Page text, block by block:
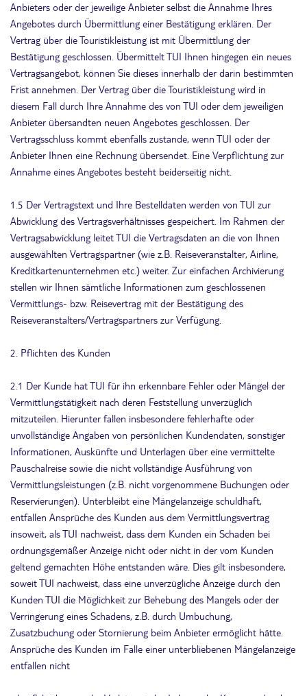
Anbieters oder der jeweilige Anbieter selbst die Annahme Ihres
Angebotes durch Übermittlung einer Bestätigung erklären. Der
Vertrag über die Touristikleistung ist mit Übermittlung der
Bestätigung geschlossen. Übermittelt TUI Ihnen hingegen ein neues
Vertragsangebot, können Sie dieses innerhalb der darin bestimmten
Frist annehmen. Der Vertrag über die Touristikleistung wird in
diesem Fall durch Ihre Annahme des von TUI oder dem jeweiligen
Anbieter übersandten neuen Angebotes geschlossen. Der
Vertragsschluss kommt ebenfalls zustande, wenn TUI oder der
Anbieter Ihnen eine Rechnung übersendet. Eine Verpflichtung zur
Annahme eines Angebotes besteht beiderseitig nicht.
1.5 Der Vertragstext und Ihre Bestelldaten werden von TUI zur
Abwicklung des Vertragsverhältnisses gespeichert. Im Rahmen der
Vertragsabwicklung leitet TUI die Vertragsdaten an die von Ihnen
ausgewählten Vertragspartner (wie z.B. Reiseveranstalter, Airline,
Kreditkartenunternehmen etc.) weiter. Zur einfachen Archivierung
stellen wir Ihnen sämtliche Informationen zum geschlossenen
Vermittlungs- bzw. Reisevertrag mit der Bestätigung des
Reiseveranstalters/Vertragspartners zur Verfügung.
2. Pflichten des Kunden
2.1 Der Kunde hat TUI für ihn erkennbare Fehler oder Mängel der
Vermittlungstätigkeit nach deren Feststellung unverzüglich
mitzuteilen. Hierunter fallen insbesondere fehlerhafte oder
unvollständige Angaben von persönlichen Kundendaten, sonstiger
Informationen, Auskünfte und Unterlagen über eine vermittelte
Pauschalreise sowie die nicht vollständige Ausführung von
Vermittlungsleistungen (z.B. nicht vorgenommene Buchungen oder
Reservierungen). Unterbleibt eine Mängelanzeige schuldhaft,
entfallen Ansprüche des Kunden aus dem Vermittlungsvertrag
insoweit, als TUI nachweist, dass dem Kunden ein Schaden bei
ordnungsgemäßer Anzeige nicht oder nicht in der vom Kunden
geltend gemachten Höhe entstanden wäre. Dies gilt insbesondere,
soweit TUI nachweist, dass eine unverzügliche Anzeige durch den
Kunden TUI die Möglichkeit zur Behebung des Mangels oder der
Verringerung eines Schadens, z.B. durch Umbuchung,
Zusatzbuchung oder Stornierung beim Anbieter ermöglicht hätte.
Ansprüche des Kunden im Falle einer unterbliebenen Mängelanzeige
entfallen nicht